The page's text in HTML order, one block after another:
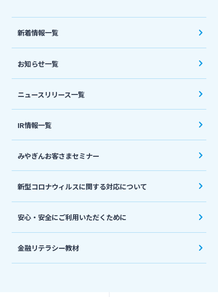
株主・投資家の皆さま
ニュースリリース一覧
採用情報
新着情報一覧
お知らせ一覧
ニュースリリース一覧
IR情報一覧
みやぎんお客さまセミナー
新型コロナウィルスに関する対応について
安心・安全にご利用いただくために
金融リテラシー教材